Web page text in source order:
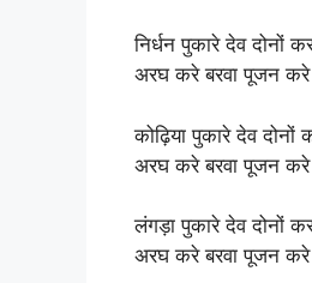
निर्धन पुकारे देव दोनों
अरघ करे बरवा पूजन करे
कोढ़िया पुकारे देव दोनों
अरघ करे बरवा पूजन करे
लंगड़ा पुकारे देव दोनों
अरघ करे बरवा पूजन करे